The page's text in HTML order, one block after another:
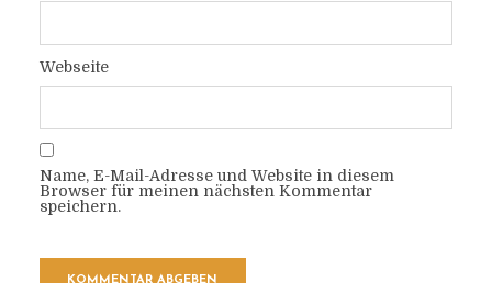
Webseite
Name, E-Mail-Adresse und Website in diesem
Browser für meinen nächsten Kommentar
speichern.